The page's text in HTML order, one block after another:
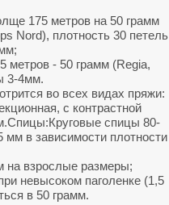
175 метров на 50 грамм
Nord), плотность 30 петель
метров - 50 грамм (Regia,
3-4мм.
во всех видах пряжи:
с контрастной
спицы 80-
мм в зависимости плотности
взрослые размеры;
невысоком паголенке (1,5
в 50 грамм.